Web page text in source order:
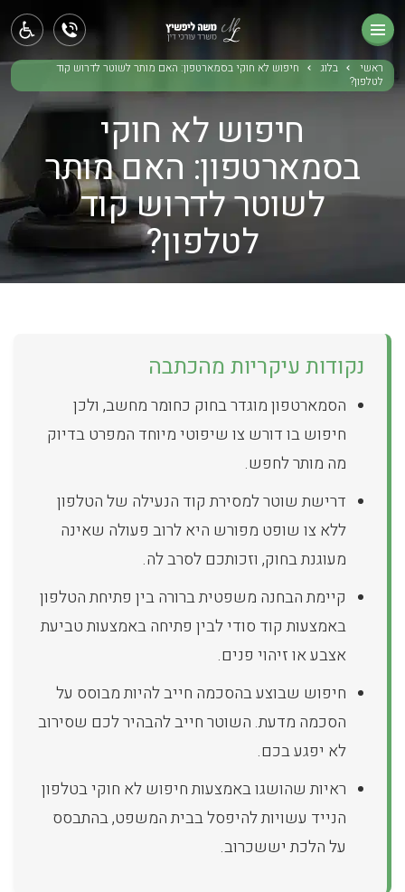
ראשי בלוג
חיפוש לא חוקי בסמארטפון: האם מותר לשוטר לדרוש קוד
לטלפון?
חיפוש לא חוקי
בסמארטפון: האם מותר
לשוטר לדרוש קוד
לטלפון?
נקודות עיקריות מהכתבה
הסמארטפון מוגדר בחוק כחומר מחשב, ולכן
חיפוש בו דורש צו שיפוטי מיוחד המפרט בדיוק
מה מותר לחפש.
דרישת שוטר למסירת קוד הנעילה של הטלפון
ללא צו שופט מפורש היא לרוב פעולה שאינה
מעוגנת בחוק, וזכותכם לסרב לה.
קיימת הבחנה משפטית ברורה בין פתיחת הטלפון
באמצעות קוד סודי לבין פתיחה באמצעות טביעת
אצבע או זיהוי פנים.
חיפוש שבוצע בהסכמה חייב להיות מבוסס על
הסכמה מדעת. השוטר חייב להבהיר לכם שסירוב
לא יפגע בכם.
ראיות שהושגו באמצעות חיפוש לא חוקי בטלפון
הנייד עשויות להיפסל בבית המשפט, בהתבסס
על הלכת יששכרוב.
ראשי
תחומי עיסוק
בלוג
צור קשר